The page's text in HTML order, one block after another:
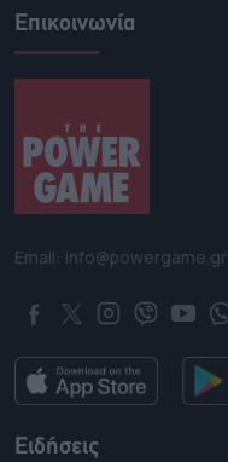
Επικοινωνία
Email: info@powergame.gr
Ειδήσεις